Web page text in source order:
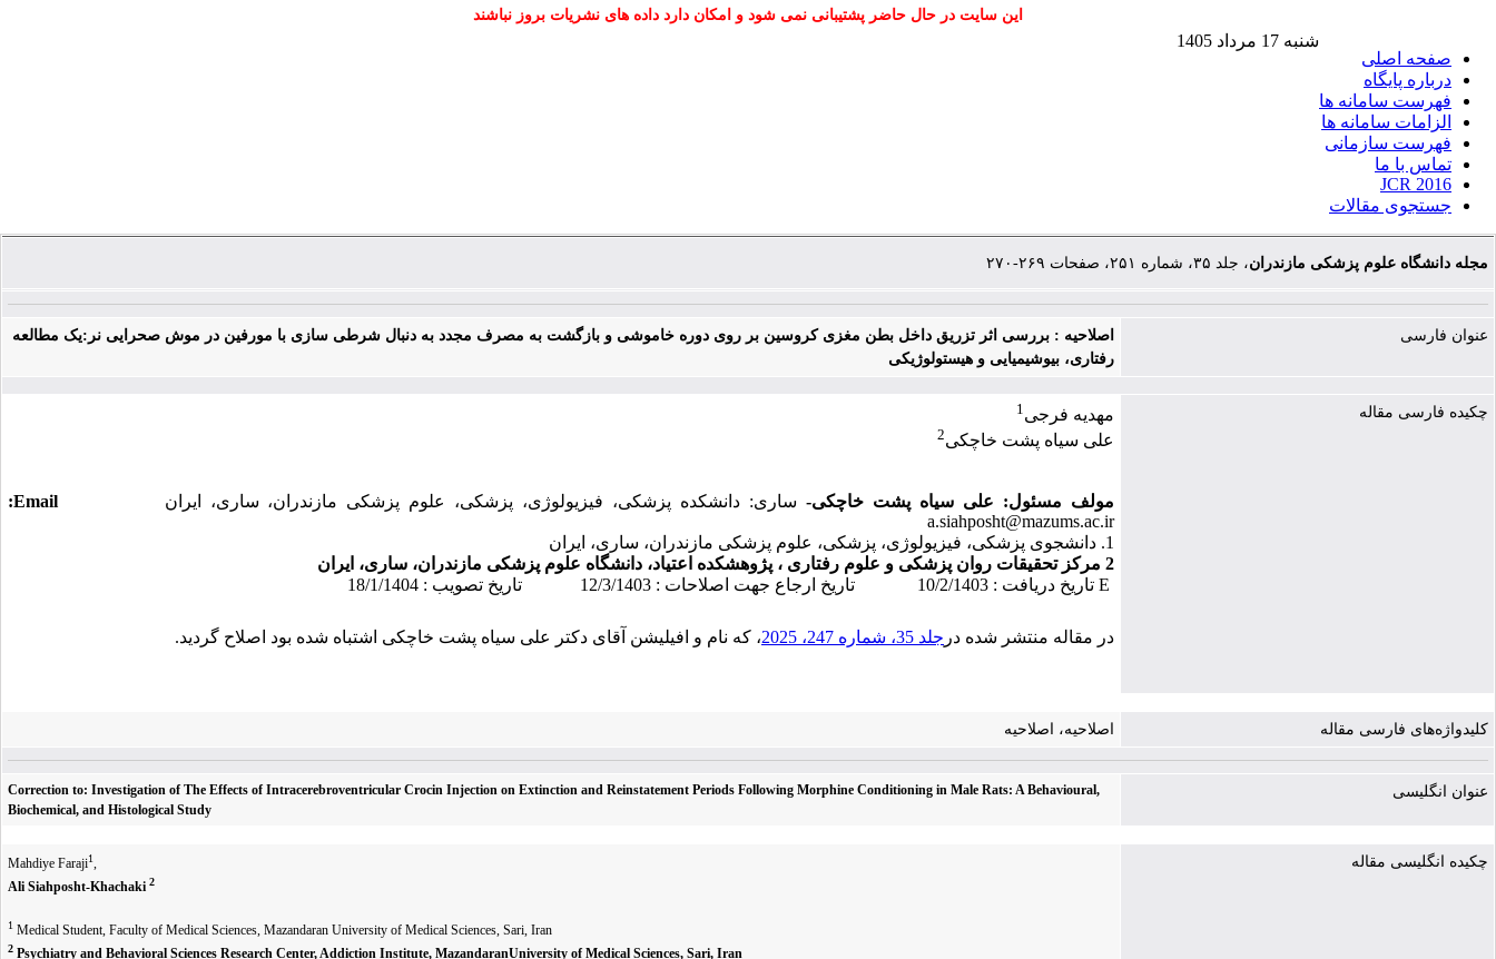
این سایت در حال حاضر پشتیبانی نمی شود و امکان دارد داده های نشریات بروز نباشند
صفحه اصلی
درباره پایگاه
فهرست سامانه ها
الزامات سامانه ها
فهرست سازمانی
تماس با ما
JCR 2016
جستجوی مقالات
شنبه 17 مرداد 1405
مجله دانشگاه علوم پزشکی مازندران، جلد ۳۵، شماره ۲۵۱، صفحات ۲۶۹-۲۷۰
عنوان فارسی
اصلاحیه : بررسی اثر تزریق داخل بطن مغزی کروسین بر روی دوره خاموشی و بازگشت به مصرف مجدد به دنبال شرطی سازی با مورفین در موش صحرایی نر:یک مطالعه
رفتاری، بیوشیمیایی و هیستولوژیکی
چکیده فارسی مقاله مهدیه فرجی1
علی سیاه پشت خاچکی2
مولف مسئول: علی سیاه پشت خاچکی- ساری: دانشکده پزشکی، فیزیولوژی، پزشکی، علوم پزشکی مازندران، ساری، ایران
Email:
a.siahposht@mazums.ac.ir
1. دانشجوی پزشکی، فیزیولوژی، پزشکی، علوم پزشکی مازندران، ساری، ایران
2 مرکز تحقیقات روان پزشکی و علوم رفتاری ، پژوهشکده اعتیاد، دانشگاه علوم پزشکی مازندران، ساری، ایران
E تاریخ دریافت : 10/2/1403 تاریخ ارجاع جهت اصلاحات : 12/3/1403 تاریخ تصویب : 18/1/1404
در مقاله منتشر شده در جلد 35، شماره 247، 2025 ، که نام و افیلیشن آقای دکتر علی سیاه پشت خاچکی اشتباه شده بود اصلاح گردید.
کلیدواژه‌های فارسی مقاله اصلاحیه، اصلاحیه
عنوان انگلیسی
Correction to: Investigation of The Effects of Intracerebroventricular Crocin Injection on Extinction and Reinstatement Periods Following Morphine Conditioning in Male Rats: A Behavioural,
Biochemical, and Histological Study
چکیده انگلیسی مقاله Mahdiye Faraji1,
Ali Siahposht-Khachaki 2
1 Medical Student, Faculty of Medical Sciences, Mazandaran University of Medical Sciences, Sari, Iran
2 Psychiatry and Behavioral Sciences Research Center, Addiction Institute, MazandaranUniversity of Medical Sciences, Sari, Iran